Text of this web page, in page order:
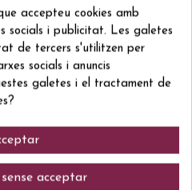
accepteu cookies amb
socials i publicitat. Les galetes
de tercers s'utilitzen per
socials i anuncis
galetes i el tractament de
acceptar